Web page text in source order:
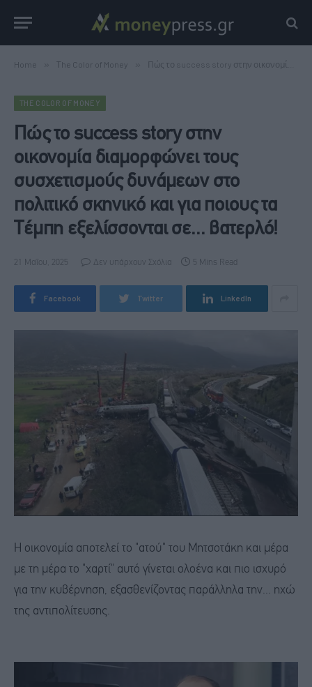
Home Τhe Color of Money Πώς το success story στην οικονομία διαμορφώνει τους συσχετισμούς δυνάμεων στο πολιτικό σκηνικό και για ποιους τα Τέμπη εξελίσσονται σε... βατερλό!
ΤHE COLOR OF MONEY
Πώς το success story στην
οικονομία διαμορφώνει τους
συσχετισμούς δυνάμεων στο
πολιτικό σκηνικό και για ποιους τα
Τέμπη εξελίσσονται σε... βατερλό!
21 Μαΐου, 2025 Δεν υπάρχουν Σχόλια 5 Mins Read
Facebook Twitter LinkedIn
Η οικονομία αποτελεί το "ατού" του Μητσοτάκη και μέρα
με τη μέρα το "χαρτί" αυτό γίνεται ολοένα και πιο ισχυρό
για την κυβέρνηση, εξασθενίζοντας παράλληλα την... ηχώ
της αντιπολίτευσης.